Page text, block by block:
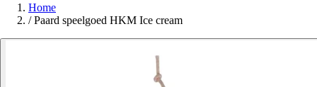
Home
/ Paard speelgoed HKM Ice cream